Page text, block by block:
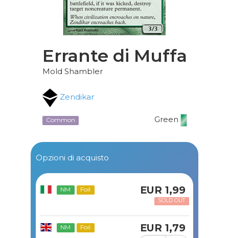
Errante di Muffa
Mold Shambler
Zendikar
Common Green
Opzioni di acquisto
NM Foil EUR 1,99
SOLD OUT
NM Foil EUR 1,79